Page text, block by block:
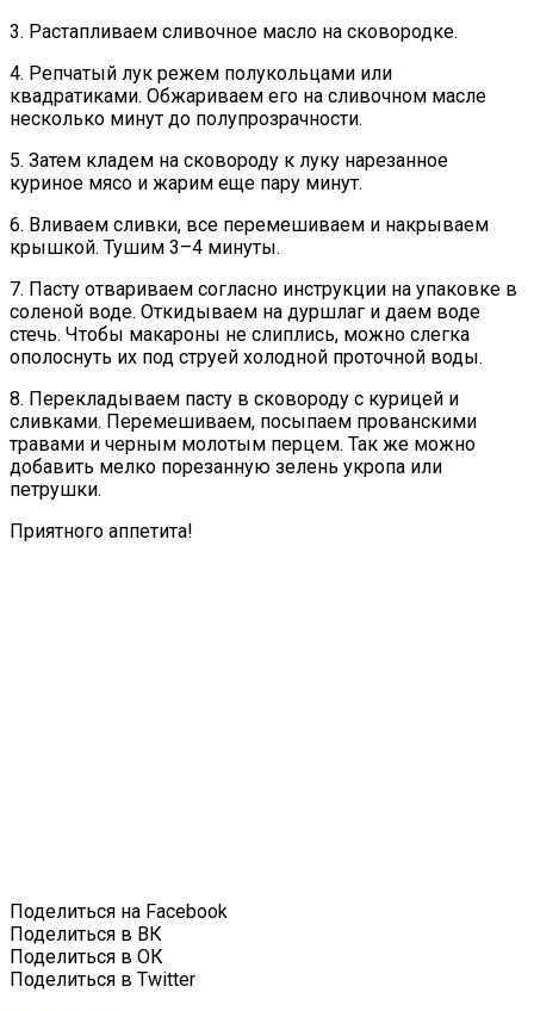
3. Растапливаем сливочное масло на сковородке.
4. Репчатый лук режем полукольцами или
квадратиками. Обжариваем его на сливочном масле
несколько минут до полупрозрачности.
5. Затем кладем на сковороду к луку нарезанное
куриное мясо и жарим еще пару минут.
6. Вливаем сливки, все перемешиваем и накрываем
крышкой. Тушим 3–4 минуты.
7. Пасту отвариваем согласно инструкции на упаковке в
соленой воде. Откидываем на дуршлаг и даем воде
стечь. Чтобы макароны не слиплись, можно слегка
ополоснуть их под струей холодной проточной воды.
8. Перекладываем пасту в сковороду с курицей и
сливками. Перемешиваем, посыпаем прованскими
травами и черным молотым перцем. Так же можно
добавить мелко порезанную зелень укропа или
петрушки.
Приятного аппетита!
Поделиться на Facebook
Поделиться в ВК
Поделиться в ОК
Поделиться в Twitter